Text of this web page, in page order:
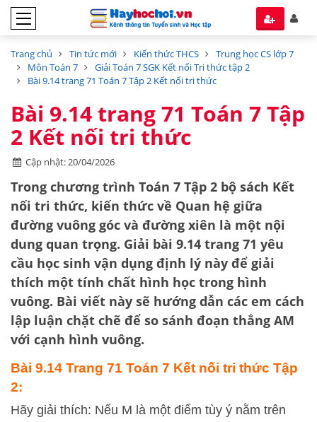
Trang chủ Tin tức mới Kiến thức THCS
Trung học CS lớp 7
Môn Toán 7
Giải Toán 7 SGK Kết nối Tri thức tập 2
Bài 9.14 trang 71 Toán 7 Tập 2 Kết nối tri thức
Bài 9.14 trang 71 Toán 7 Tập
2 Kết nối tri thức
Cập nhật: 20/04/2026
Trong chương trình Toán 7 Tập 2 bộ sách Kết
nối tri thức, kiến thức về Quan hệ giữa
đường vuông góc và đường xiên là một nội
dung quan trọng. Giải bài 9.14 trang 71 yêu
cầu học sinh vận dụng định lý này để giải
thích một tính chất hình học trong hình
vuông. Bài viết này sẽ hướng dẫn các em cách
lập luận chặt chẽ để so sánh đoạn thẳng AM
với cạnh hình vuông.
Bài 9.14 Trang 71 Toán 7 Kết nối tri thức Tập
2:
Hãy giải thích: Nếu M là một điểm tùy ý nằm trên